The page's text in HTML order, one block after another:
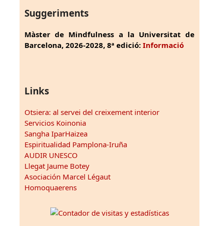
Suggeriments
Màster de Mindfulness a la Universitat de
Barcelona, 2026-2028, 8ª edició: Informació
Links
Otsiera: al servei del creixement interior
Servicios Koinonia
Sangha IparHaizea
Espiritualidad Pamplona-Iruña
AUDIR UNESCO
Llegat Jaume Botey
Asociación Marcel Légaut
Homoquaerens